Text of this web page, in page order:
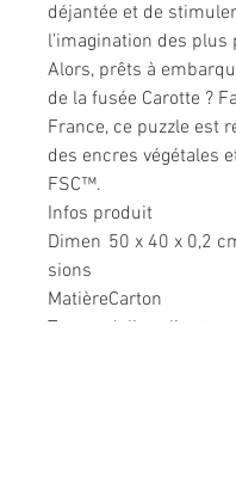
déjantée et de stimuler
l’imagination des plus
Alors, prêts à
de la fusée Carotte ?
France, ce puzzle est
des encres végétales
FSC™.
Infos produit
Dimen
sions
50 x 40 x 0,2
MatièreCarton
Type
Jolie valisette